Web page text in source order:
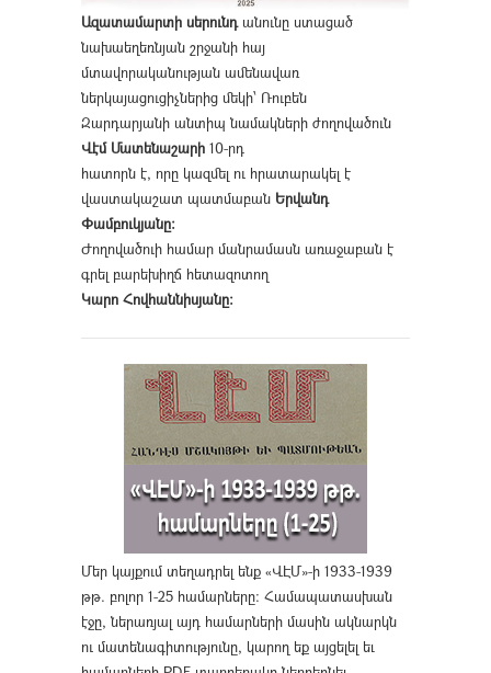
Ազատամարտի սերունդանունը ստացած
նախաեղեռնյան շրջանի հայ
մտավորականության ամենավառ
ներկայացուցիչներից մեկի՝ Ռուբեն
Զարդարյանի անտիպ նամակների ժողովածուն
Վէմ Մատենաշարի 10-րդ
հատորն է, որը կազմել ու հրատարակել է
վաստակաշատ պատմաբան Երվանդ
Փամբուկյանը։
Ժողովածուի համար մանրամասն առաջաբան է
գրել բարեխիղճ հետազոտող
Կարո Հովհաննիսյանը։
Մեր կայքում տեղադրել ենք «ՎԷՄ»-ի 1933-1939
թթ. բոլոր 1-25 համարները։ Համապատասխան
էջը, ներառյալ այդ համարների մասին ակնարկն
ու մատենագիտությունը, կարող եք այցելել եւ